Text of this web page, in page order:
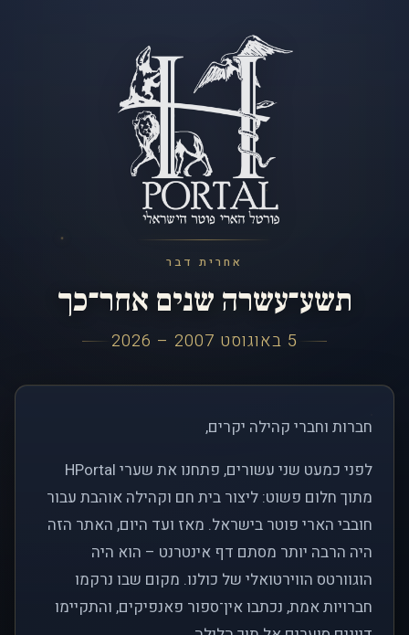
אחרית דבר
תשע־עשרה שנים אחר־כך
5 באוגוסט 2007 – 2026
חברות וחברי קהילה יקרים,
לפני כמעט שני עשורים, פתחנו את שערי HPortal
מתוך חלום פשוט: ליצור בית חם וקהילה אוהבת עבור
חובבי הארי פוטר בישראל. מאז ועד היום, האתר הזה
היה הרבה יותר מסתם דף אינטרנט – הוא היה
הוגוורטס הווירטואלי של כולנו. מקום שבו נרקמו
חברויות אמת, נכתבו אין־ספור פאנפיקים, והתקיימו